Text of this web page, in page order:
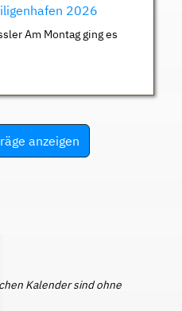
2026
Am Montag ging es
anzeigen
Kalender sind ohne